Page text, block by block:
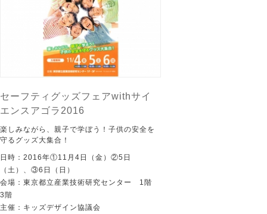
セーフティグッズフェアwithサイ
エンスアゴラ2016
楽しみながら、親子で学ぼう！子供の安全を
守るグッズ大集合！
日時：2016年①11月4日（金）②5日
（土）、③6日（日）
会場：東京都立産業技術研究センター 1階
3階
主催：キッズデザイン協議会